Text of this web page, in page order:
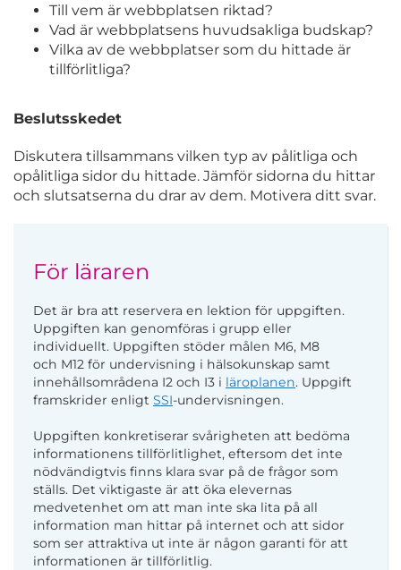
Till vem är webbplatsen riktad?
Vad är webbplatsens huvudsakliga budskap?
Vilka av de webbplatser som du hittade är
tillförlitliga?
Beslutsskedet
Diskutera tillsammans vilken typ av pålitliga och
opålitliga sidor du hittade. Jämför sidorna du hittar
och slutsatserna du drar av dem. Motivera ditt svar.
För läraren
Det är bra att reservera en lektion för uppgiften.
Uppgiften kan genomföras i grupp eller
individuellt. Uppgiften stöder målen M6, M8
och M12 för undervisning i hälsokunskap samt
innehållsområdena I2 och I3 i läroplanen. Uppgift
framskrider enligt SSI-undervisningen.
Uppgiften konkretiserar svårigheten att bedöma
informationens tillförlitlighet, eftersom det inte
nödvändigtvis finns klara svar på de frågor som
ställs. Det viktigaste är att öka elevernas
medvetenhet om att man inte ska lita på all
information man hittar på internet och att sidor
som ser attraktiva ut inte är någon garanti för att
informationen är tillförlitlig.